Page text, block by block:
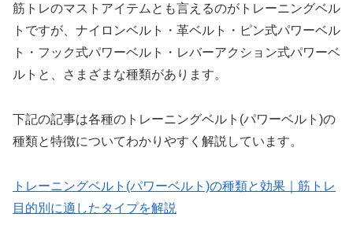
筋トレのマストアイテムとも言えるのがトレーニングベル
トですが、ナイロンベルト・革ベルト・ピン式パワーベル
ト・フック式パワーベルト・レバーアクション式パワーベ
ルトと、さまざまな種類があります。
下記の記事は各種のトレーニングベルト(パワーベルト)の
種類と特徴についてわかりやすく解説しています。
トレーニングベルト(パワーベルト)の種類と効果｜筋トレ
目的別に適したタイプを解説